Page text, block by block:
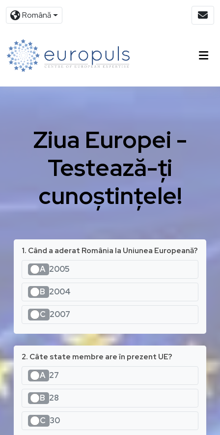
Română
Ziua Europei -
Testează-ți
cunoștințele!
1. Când a aderat România la Uniunea Europeană?
A 2005
B 2004
C 2007
2. Câte state membre are în prezent UE?
A 27
B 28
C 30